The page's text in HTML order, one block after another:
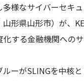
様なサイバーセキ
形県山形市）が、
する金融機関への
ーがSLINGを中核